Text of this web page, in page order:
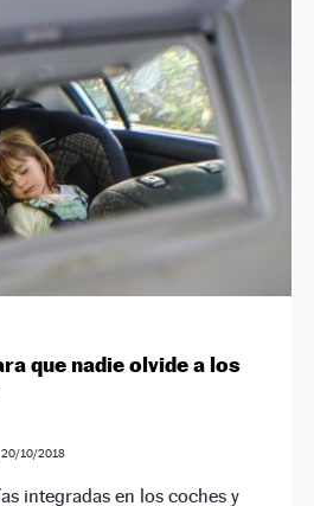
que nadie olvide a los
20/10/2018
integradas en los coches y